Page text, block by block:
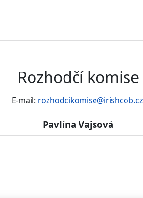
Rozhodčí komise
E-mail: rozhodcikomise@irishcob.cz
Pavlína Vajsová